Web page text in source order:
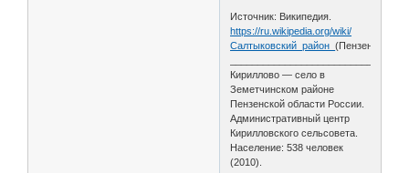
Источник: Википедия.
https://ru.wikipedia.org/wiki/
Салтыковский_район_
Кириллово — село в
Земетчинском районе
Пензенской области России.
Административный центр
Кирилловского сельсовета.
Население: 538 человек
(2010).